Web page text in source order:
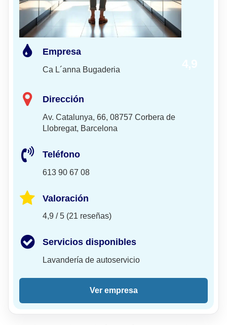
Empresa
Ca L´anna Bugaderia
Dirección
Av. Catalunya, 66, 08757 Corbera de
Llobregat, Barcelona
Teléfono
613 90 67 08
Valoración
4,9 / 5 (21 reseñas)
Servicios disponibles
Lavandería de autoservicio
Ver empresa